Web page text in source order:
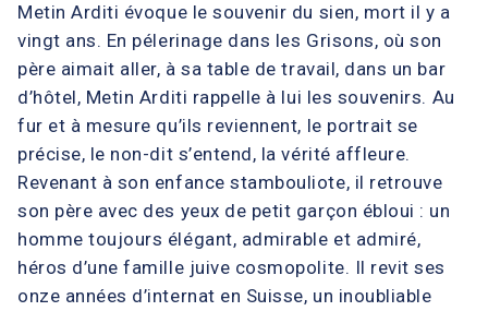
Metin Arditi évoque le souvenir du sien, mort il y a
vingt ans. En pélerinage dans les Grisons, où son
père aimait aller, à sa table de travail, dans un bar
d’hôtel, Metin Arditi rappelle à lui les souvenirs. Au
fur et à mesure qu’ils reviennent, le portrait se
précise, le non-dit s’entend, la vérité affleure.
Revenant à son enfance stambouliote, il retrouve
son père avec des yeux de petit garçon ébloui : un
homme toujours élégant, admirable et admiré,
héros d’une famille juive cosmopolite. Il revit ses
onze années d’internat en Suisse, un inoubliable